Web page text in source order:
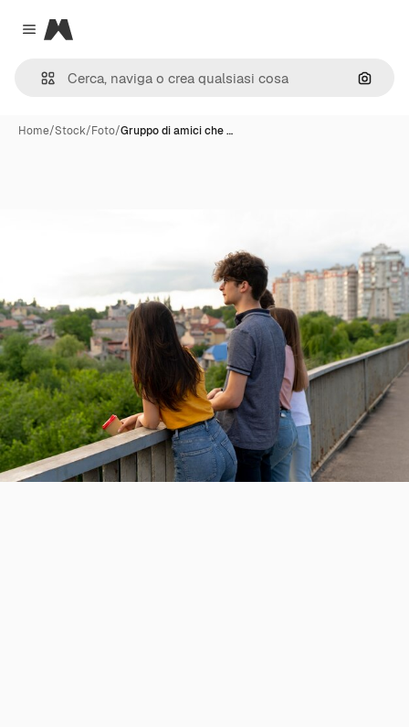
Close menu
Magnific
Cerca
Home/Stock/Foto/Gruppo di amici che …